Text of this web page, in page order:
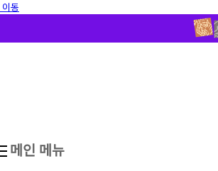
동
메인 메뉴